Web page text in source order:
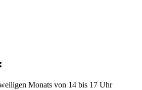
Monats von 14 bis 17 Uhr